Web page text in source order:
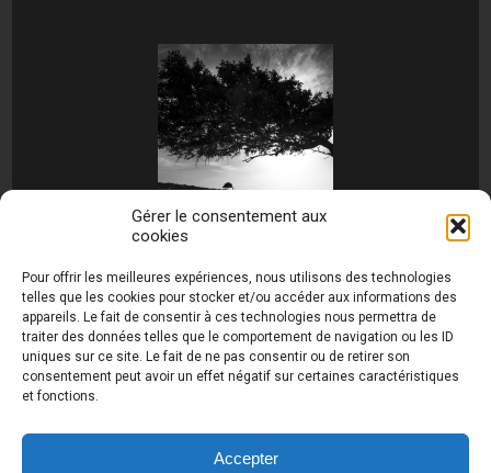
Gérer le consentement aux
cookies
Pour offrir les meilleures expériences, nous utilisons des technologies
telles que les cookies pour stocker et/ou accéder aux informations des
appareils. Le fait de consentir à ces technologies nous permettra de
traiter des données telles que le comportement de navigation ou les ID
uniques sur ce site. Le fait de ne pas consentir ou de retirer son
consentement peut avoir un effet négatif sur certaines caractéristiques
et fonctions.
Accepter
raynaud.com ©
Toutes les photos de ce site sont